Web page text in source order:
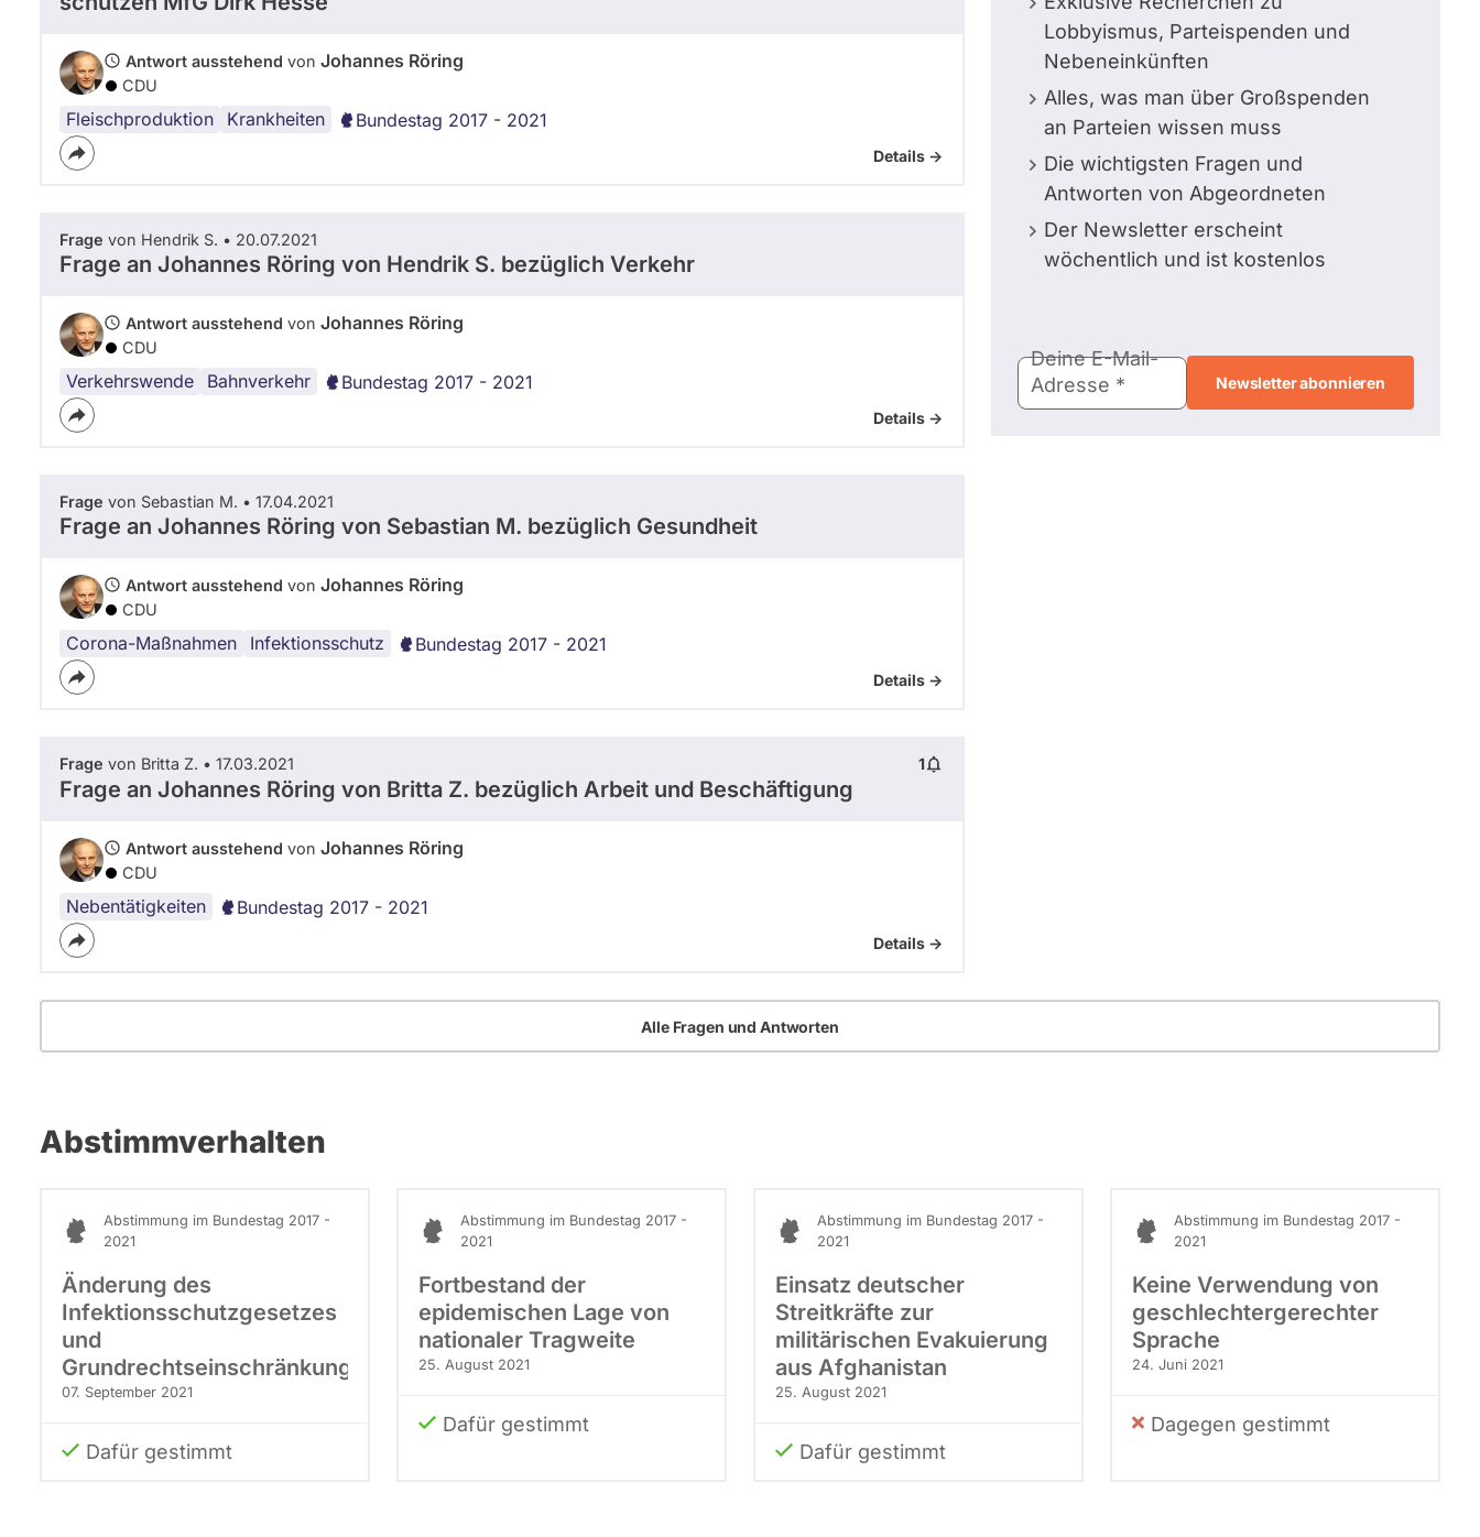
Antwort ausstehend von Johannes Röring
CDU
Fleischproduktion Krankheiten Bundestag 2017 - 2021
Details ->
Frage von Hendrik S. • 20.07.2021
Frage an Johannes Röring von Hendrik S. bezüglich Verkehr
Antwort ausstehend von Johannes Röring
CDU
Verkehrswende Bahnverkehr Bundestag 2017 - 2021
Details ->
Frage von Sebastian M. • 17.04.2021
Frage an Johannes Röring von Sebastian M. bezüglich Gesundheit
Antwort ausstehend von Johannes Röring
CDU
Corona-Maßnahmen Infektionsschutz Bundestag 2017 - 2021
Details ->
Frage von Britta Z. • 17.03.2021 1
Frage an Johannes Röring von Britta Z. bezüglich Arbeit und Beschäftigung
Antwort ausstehend von Johannes Röring
CDU
Nebentätigkeiten Bundestag 2017 - 2021
Details ->
Lobbyismus, Parteispenden und
Nebeneinkünften
Alles, was man über Großspenden
an Parteien wissen muss
Die wichtigsten Fragen und
Antworten von Abgeordneten
Der Newsletter erscheint
wöchentlich und ist kostenlos
Mail-
Adresse
Deine E-Mail-
Adresse
Alle Fragen und Antworten
Abstimmverhalten
Abstimmung im Bundestag 2017 -
2021
Änderung des
Infektionsschutzgesetzes
und
Grundrechtseinschränkungen
07. September 2021
Dafür gestimmt
Abstimmung im Bundestag 2017 -
2021
Fortbestand der
epidemischen Lage von
nationaler Tragweite
25. August 2021
Dafür gestimmt
Abstimmung im Bundestag 2017 -
2021
Einsatz deutscher
Streitkräfte zur
militärischen Evakuierung
aus Afghanistan
25. August 2021
Dafür gestimmt
Abstimmung im Bundestag 2017 -
2021
Keine Verwendung von
geschlechtergerechter
Sprache
24. Juni 2021
Dagegen gestimmt